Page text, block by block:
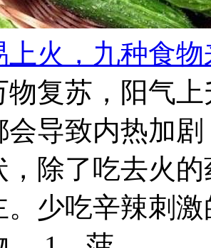
上火，九种食
物复苏，阳气
会导致内热加
，除了吃去火
。少吃辛辣刺